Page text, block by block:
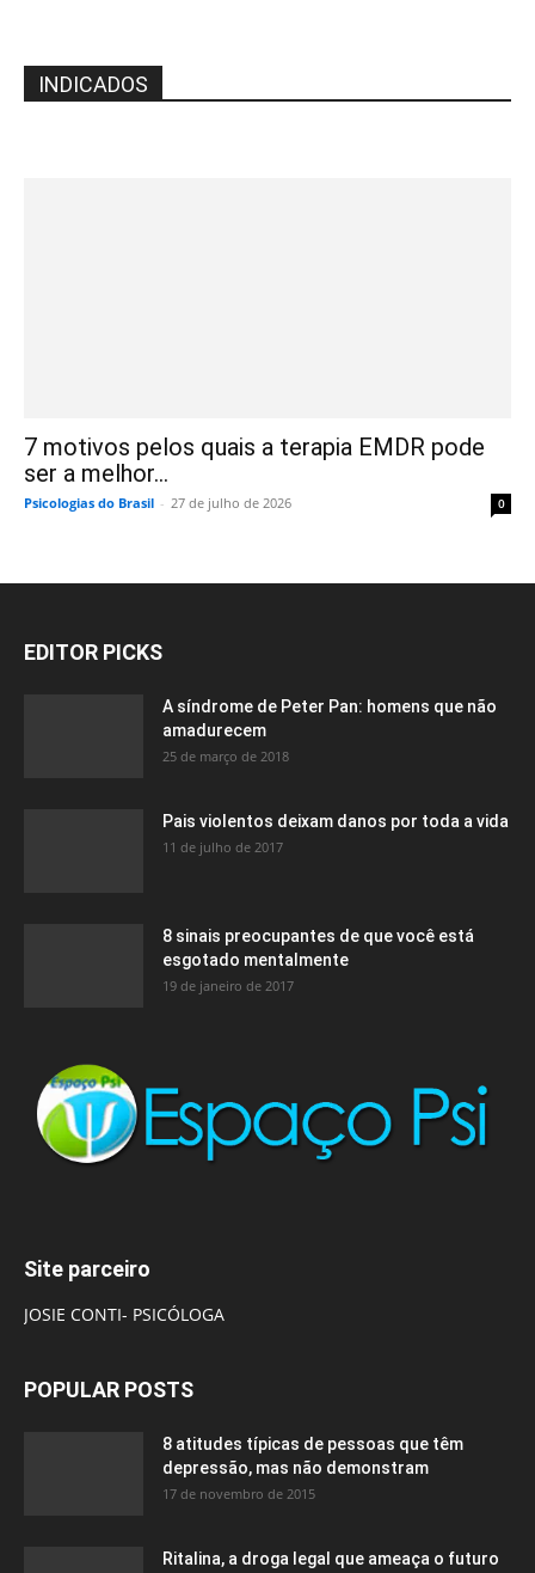
INDICADOS
7 motivos pelos quais a terapia EMDR pode
ser a melhor...
Psicologias do Brasil - 27 de julho de 2026 0
EDITOR PICKS
A síndrome de Peter Pan: homens que não
amadurecem
25 de março de 2018
Pais violentos deixam danos por toda a vida
11 de julho de 2017
8 sinais preocupantes de que você está
esgotado mentalmente
19 de janeiro de 2017
Site parceiro
JOSIE CONTI- PSICÓLOGA
POPULAR POSTS
8 atitudes típicas de pessoas que têm
depressão, mas não demonstram
17 de novembro de 2015
Ritalina, a droga legal que ameaça o futuro